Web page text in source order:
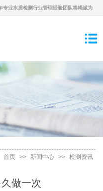
业水质检测行业管理经验团队将竭诚为
首页 >> 新闻中心 >> 检测资讯
做一次